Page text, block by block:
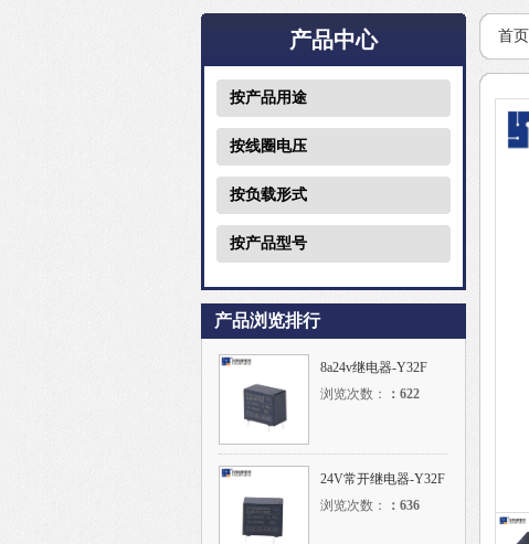
产品中心
按产品用途
按线圈电压
按负载形式
按产品型号
产品浏览排行
8a24v继电器-Y32F
浏览次数：
： 622
24V常开继电器-Y32F
浏览次数：
： 636
首页